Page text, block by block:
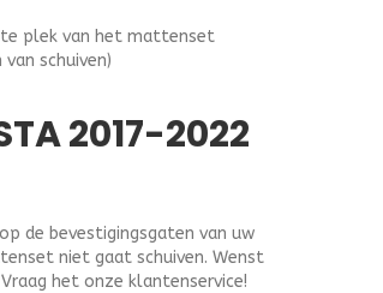
plek van het mattenset
schuiven)
2017-2022
de bevestigingsgaten van uw
niet gaat schuiven. Wenst
het onze klantenservice!